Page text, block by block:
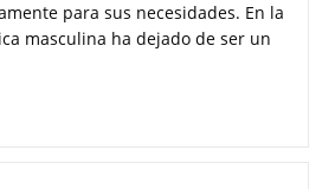
para sus necesidades. En la
masculina ha dejado de ser un